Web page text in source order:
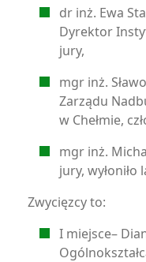
dr inż. Ewa
Dyrektor
jury,
mgr inż.
Zarządu
w Chełmie,
mgr inż.
jury,
Zwycięzcy to:
I miejsce–